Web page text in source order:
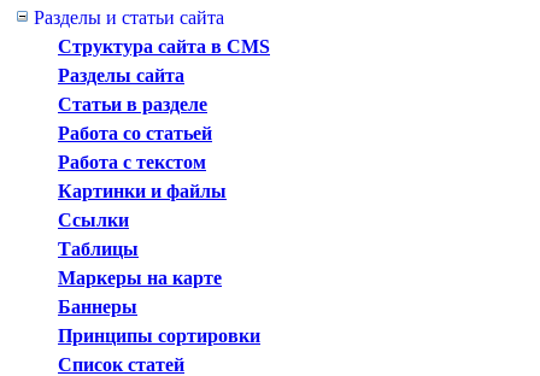
Разделы и статьи сайта
Структура сайта в CMS
Разделы сайта
Статьи в разделе
Работа со статьей
Работа с текстом
Картинки и файлы
Ссылки
Таблицы
Маркеры на карте
Баннеры
Принципы сортировки
Список статей